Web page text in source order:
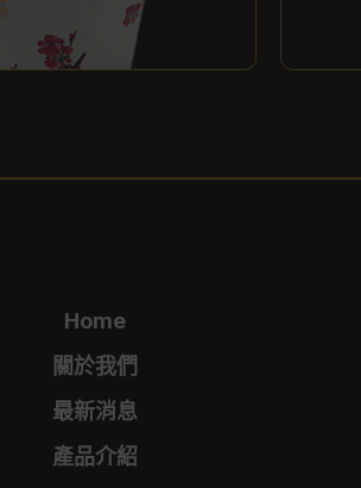
Home
關於我們
最新消息
產品介紹